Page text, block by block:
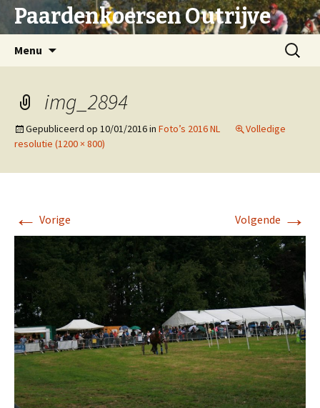
Paardenkoersen Outrijve
Menu
Zoeken
naar:
img_2894
Gepubliceerd op 10/01/2016in Foto’s 2016 NL
Volledige
resolutie (1200 × 800)
← Vorige Volgende →